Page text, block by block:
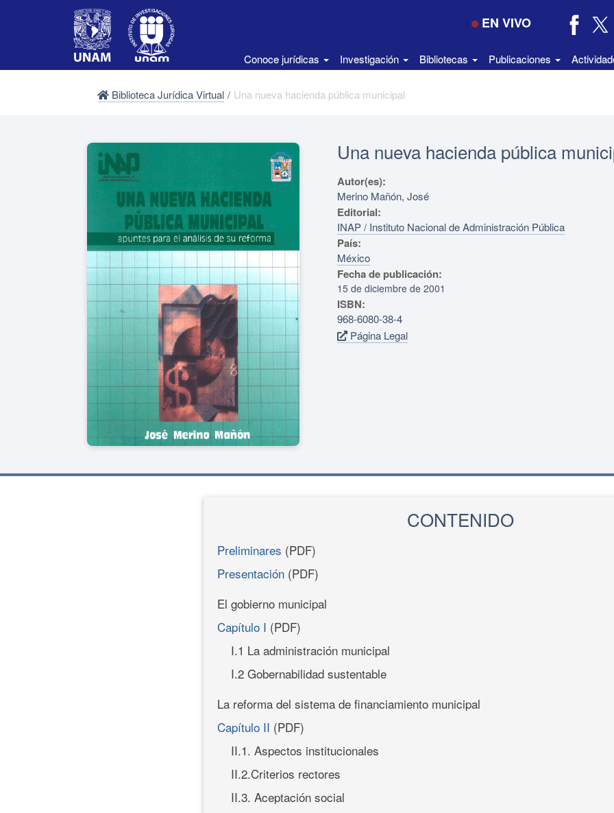
EN VIVO
Conoce jurídicas Investigación Bibliotecas Publicaciones
Biblioteca Jurídica Virtual / Una nueva hacienda pública municipal
Una nueva hacienda pública
Autor(es):
Merino Mañón, José
Editorial:
INAP / Instituto Nacional de Administración Pública
País:
México
Fecha de publicación:
15 de diciembre de 2001
ISBN:
968-6080-38-4
Página Legal
CONTENIDO
Preliminares (PDF)
Presentación (PDF)
El gobierno municipal
Capítulo I (PDF)
I.1 La administración municipal
I.2 Gobernabilidad sustentable
La reforma del sistema de financiamiento municipal
Capítulo II (PDF)
II.1. Aspectos institucionales
II.2.Criterios rectores
II.3. Aceptación social